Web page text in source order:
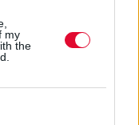
my
the